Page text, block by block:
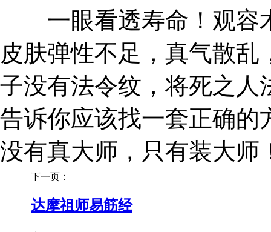
一眼看透寿命！观容
皮肤弹性不足，真气散
子没有法令纹，将死之人
告诉你应该找一套正确的
没有真大师，只有装大师
下一页：
达摩祖师易筋经